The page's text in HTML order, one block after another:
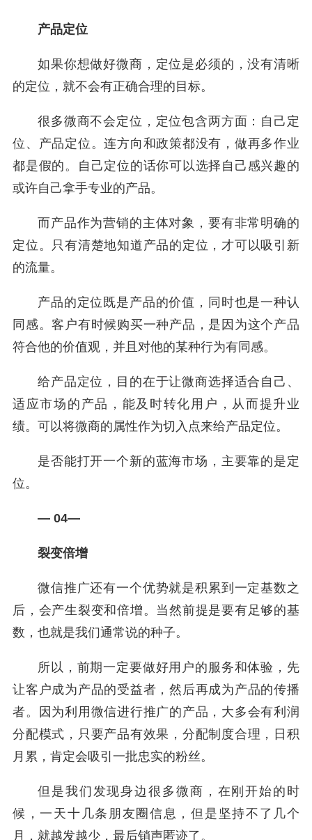
产品定位
如果你想做好微商，定位是必须的，没有清晰
的定位，就不会有正确合理的目标。
很多微商不会定位，定位包含两方面：自己定
位、产品定位。连方向和政策都没有，做再多作业
都是假的。自己定位的话你可以选择自己感兴趣的
或许自己拿手专业的产品。
而产品作为营销的主体对象，要有非常明确的
定位。只有清楚地知道产品的定位，才可以吸引新
的流量。
产品的定位既是产品的价值，同时也是一种认
同感。客户有时候购买一种产品，是因为这个产品
符合他的价值观，并且对他的某种行为有同感。
给产品定位，目的在于让微商选择适合自己、
适应市场的产品，能及时转化用户，从而提升业
绩。可以将微商的属性作为切入点来给产品定位。
是否能打开一个新的蓝海市场，主要靠的是定
位。
— 04—
裂变倍增
微信推广还有一个优势就是积累到一定基数之
后，会产生裂变和倍增。当然前提是要有足够的基
数，也就是我们通常说的种子。
所以，前期一定要做好用户的服务和体验，先
让客户成为产品的受益者，然后再成为产品的传播
者。因为利用微信进行推广的产品，大多会有利润
分配模式，只要产品有效果，分配制度合理，日积
月累，肯定会吸引一批忠实的粉丝。
但是我们发现身边很多微商，在刚开始的时
候，一天十几条朋友圈信息，但是坚持不了几个
月，就越发越少，最后销声匿迹了。